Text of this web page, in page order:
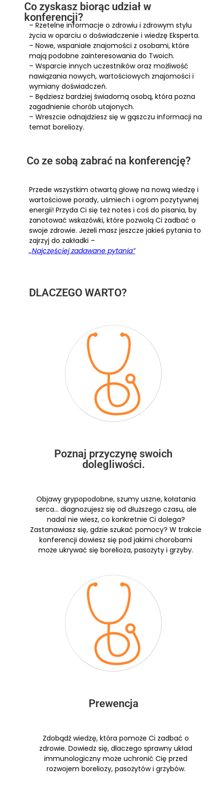
Co zyskasz biorąc udział w
konferencji?
– Rzetelne informacje o zdrowiu i zdrowym stylu
życia w oparciu o doświadczenie i wiedzę Eksperta.
– Nowe, wspaniałe znajomości z osobami, które
mają podobne zainteresowania do Twoich.
– Wsparcie innych uczestników oraz możliwość
nawiązania nowych, wartościowych znajomości i
wymiany doświadczeń.
– Będziesz bardziej świadomą osobą, która pozna
zagadnienie chorób utajonych.
– Wreszcie odnajdziesz się w gąszczu informacji na
temat boreliozy.
Co ze sobą zabrać na konferencję?
Przede wszystkim otwartą głowę na nową wiedzę i
wartościowe porady, uśmiech i ogrom pozytywnej
energii! Przyda Ci się też notes i coś do pisania, by
zanotować wskazówki, które pozwolą Ci zadbać o
swoje zdrowie. Jeżeli masz jeszcze jakieś pytania to
zajrzyj do zakładki –
,,Najczęściej zadawane pytania”
DLACZEGO WARTO?
Poznaj przyczynę swoich
dolegliwości.
Objawy grypopodobne, szumy uszne, kołatania
serca… diagnozujesz się od dłuższego czasu, ale
nadal nie wiesz, co konkretnie Ci dolega?
Zastanawiasz się, gdzie szukać pomocy? W trakcie
konferencji dowiesz się pod jakimi chorobami
może ukrywać się borelioza, pasożyty i grzyby.
Prewencja
Zdobądź wiedzę, która pomoże Ci zadbać o
zdrowie. Dowiedz się, dlaczego sprawny układ
immunologiczny może uchronić Cię przed
rozwojem boreliozy, pasożytów i grzybów.